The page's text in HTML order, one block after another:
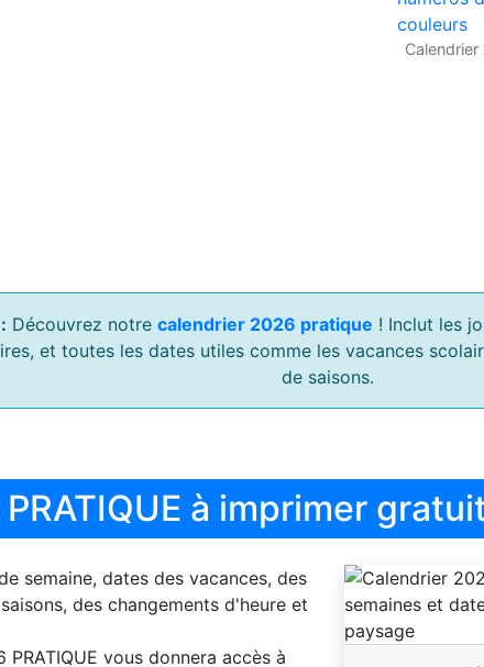
Découvrez notre calendrier 2026 pratique ! Inclut les
et toutes les dates utiles comme les vacances
de saisons.
à imprimer
semaine, dates des vacances, des
des changements d'heure et
vous donnera accès à